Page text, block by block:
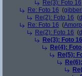
Re(3): Foto 16
Re: Foto 16 (
Re(2): Foto 16 (
Re: Foto 16 (
Re(2): Foto 16 (
Re(3): Foto 16
Re(4):
Re(5):